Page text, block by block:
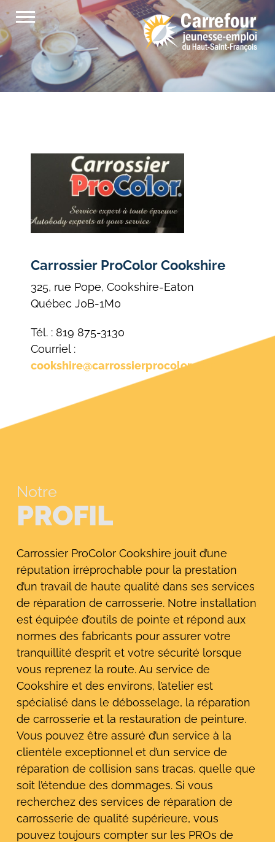
Passer
au
contenu
Carrossier ProColor Cookshire
325, rue Pope, Cookshire-Eaton
Québec J0B-1M0
Tél. : 819 875-3130
Courriel :
cookshire@carrossierprocolor.com
Notre
PROFIL
Carrossier ProColor Cookshire jouit d’une
réputation irréprochable pour la prestation
d’un travail de haute qualité dans ses services
de réparation de carrosserie. Notre installation
est équipée d’outils de pointe et répond aux
normes des fabricants pour assurer votre
tranquillité d’esprit et votre sécurité lorsque
vous reprenez la route. Au service de
Cookshire et des environs, l’atelier est
spécialisé dans le débosselage, la réparation
de carrosserie et la restauration de peinture.
Vous pouvez être assuré d’un service à la
clientèle exceptionnel et d’un service de
réparation de collision sans tracas, quelle que
soit l’étendue des dommages. Si vous
recherchez des services de réparation de
carrosserie de qualité supérieure, vous
pouvez toujours compter sur les PROs de